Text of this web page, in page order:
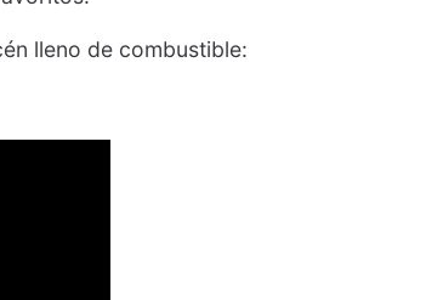
lleno de combustible: